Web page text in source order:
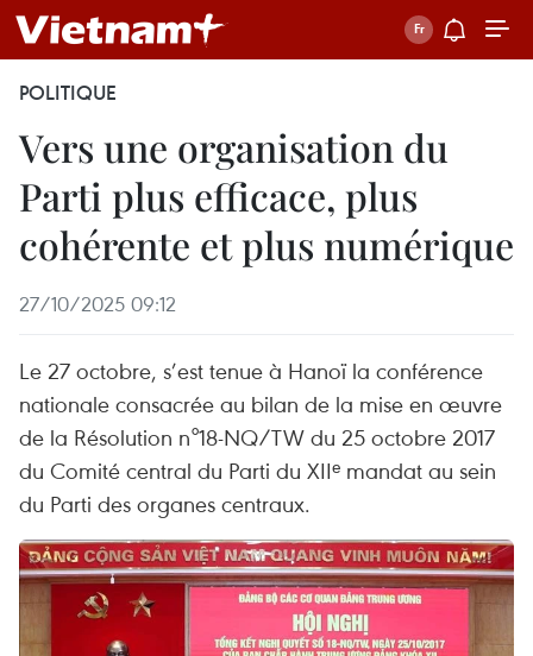
POLITIQUE
Vers une organisation du
Parti plus efficace, plus
cohérente et plus numérique
27/10/2025 09:12
Le 27 octobre, s’est tenue à Hanoï la conférence
nationale consacrée au bilan de la mise en œuvre
de la Résolution n°18-NQ/TW du 25 octobre 2017
du Comité central du Parti du XIIᵉ mandat au sein
du Parti des organes centraux.